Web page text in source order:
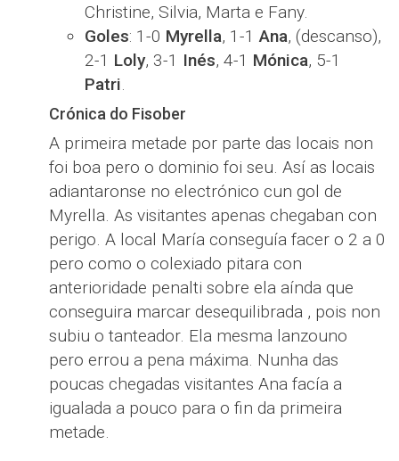
Christine, Silvia, Marta e Fany.
Goles: 1-0 Myrella, 1-1Ana, (descanso),
2-1 Loly, 3-1 Inés, 4-1 Mónica, 5-1
Patri.
Crónica do Fisober
A primeira metade por parte das locais non
foi boa pero o dominio foi seu. Así as locais
adiantaronse no electrónico cun gol de
Myrella. As visitantes apenas chegaban con
perigo. A local María conseguía facer o 2 a 0
pero como o colexiado pitara con
anterioridade penalti sobre ela aínda que
conseguira marcar desequilibrada , pois non
subiu o tanteador. Ela mesma lanzouno
pero errou a pena máxima. Nunha das
poucas chegadas visitantes Ana facía a
igualada a pouco para o fin da primeira
metade.